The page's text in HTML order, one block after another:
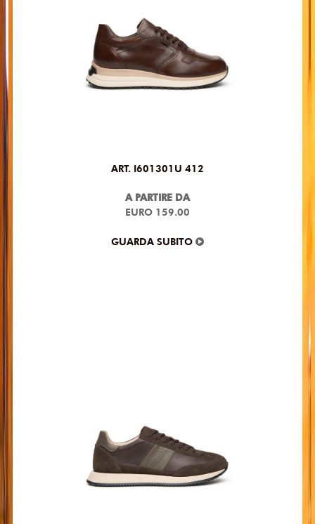
ART. I601301U 412
A PARTIRE DA
EURO 159.00
GUARDA SUBITO